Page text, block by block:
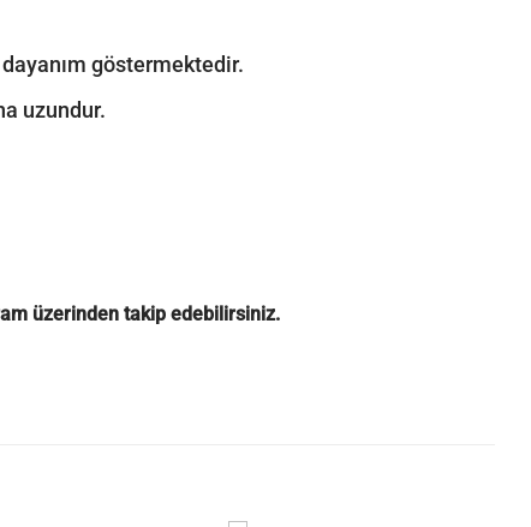
dayanım göstermektedir.
uzundur.
üzerinden takip edebilirsiniz.